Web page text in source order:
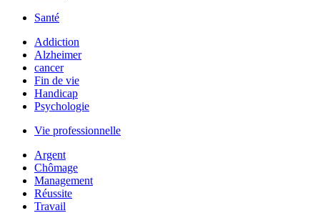
Santé
Addiction
Alzheimer
cancer
Fin de vie
Handicap
Psychologie
Vie professionnelle
Argent
Chômage
Management
Réussite
Travail